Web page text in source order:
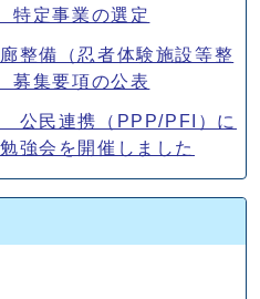
定事業の選定
整備（忍者体験施設等整
集要項の公表
公民連携（PPP/PFI）に
強会を開催しました